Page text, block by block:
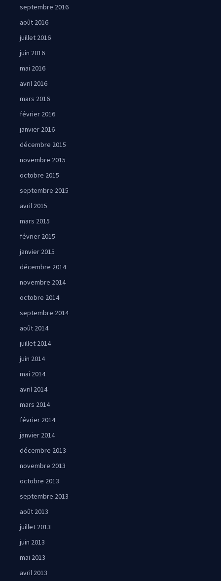
septembre 2016
août 2016
juillet 2016
juin 2016
mai 2016
avril 2016
mars 2016
février 2016
janvier 2016
décembre 2015
novembre 2015
octobre 2015
septembre 2015
avril 2015
mars 2015
février 2015
janvier 2015
décembre 2014
novembre 2014
octobre 2014
septembre 2014
août 2014
juillet 2014
juin 2014
mai 2014
avril 2014
mars 2014
février 2014
janvier 2014
décembre 2013
novembre 2013
octobre 2013
septembre 2013
août 2013
juillet 2013
juin 2013
mai 2013
avril 2013